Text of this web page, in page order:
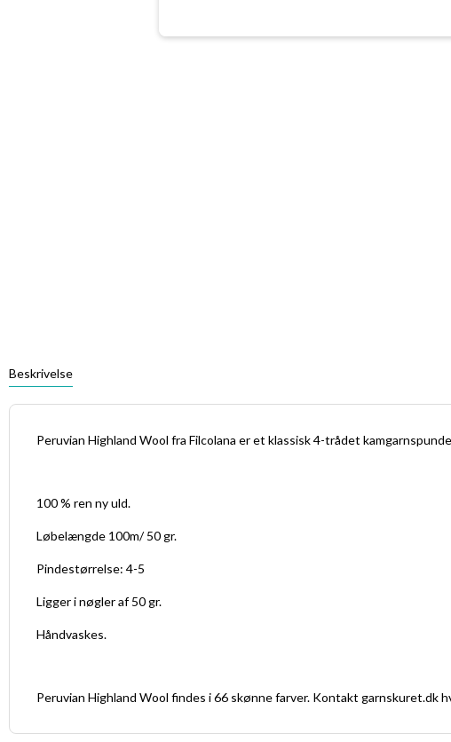
Beskrivelse
Peruvian Highland Wool fra Filcolana er et klassisk 4-trådet
100 % ren ny uld.
Løbelængde 100m/ 50 gr.
Pindestørrelse: 4-5
Ligger i nøgler af 50 gr.
Håndvaskes.
Peruvian Highland Wool findes i 66 skønne farver. Kontakt garnskuret.dk